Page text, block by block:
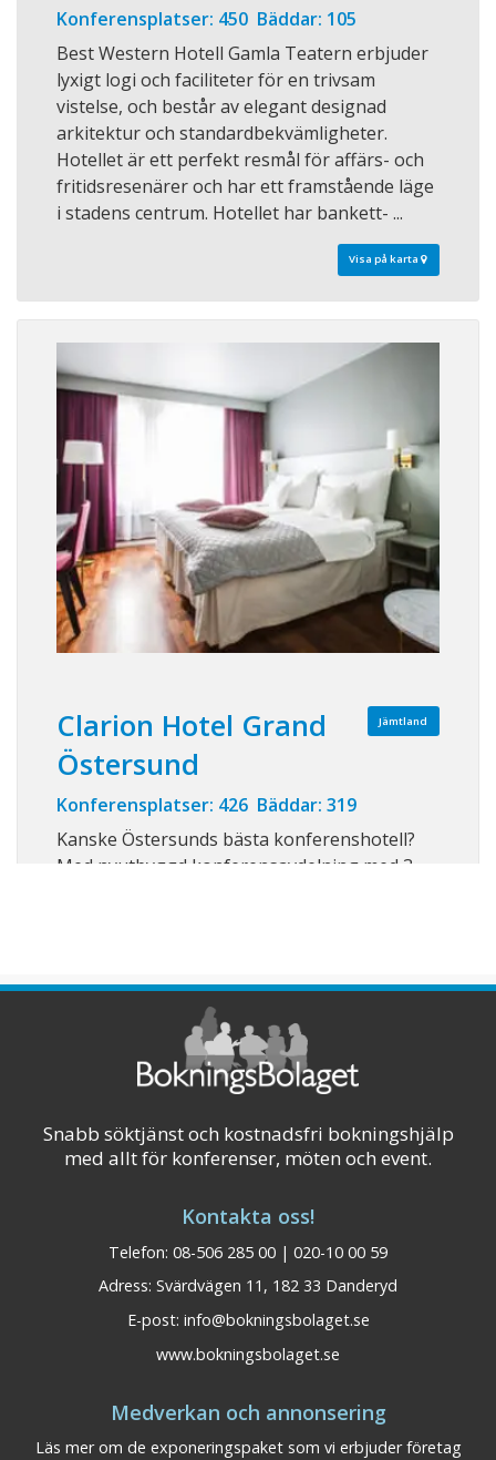
Konferensplatser: 450 Bäddar: 105
Best Western Hotell Gamla Teatern erbjuder
lyxigt logi och faciliteter för en trivsam
vistelse, och består av elegant designad
arkitektur och standardbekvämligheter.
Hotellet är ett perfekt resmål för affärs- och
fritidsresenärer och har ett framstående läge
i stadens centrum. Hotellet har bankett- ...
Visa på karta
Jämtland
Clarion Hotel Grand
Östersund
Konferensplatser: 426 Bäddar: 319
Kanske Östersunds bästa konferenshotell?
Med nyutbyggd konferensavdelning med 3
konferensen, minglet och festen. Clarion
Visa på karta
Snabb söktjänst och kostnadsfri bokningshjälp
med allt för konferenser, möten och event.
Kontakta oss!
Telefon: 08-506 285 00 | 020-10 00 59
Adress: Svärdvägen 11, 182 33 Danderyd
E-post: info@bokningsbolaget.se
www.bokningsbolaget.se
Medverkan och annonsering
Läs mer om de exponeringspaket som vi erbjuder företag